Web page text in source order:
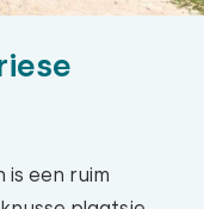
is een ruim